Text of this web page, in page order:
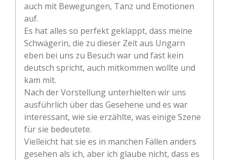
auch mit Bewegungen, Tanz und Emotionen
auf.
Es hat alles so perfekt geklappt, dass meine
Schwägerin, die zu dieser Zeit aus Ungarn
eben bei uns zu Besuch war und fast kein
deutsch spricht, auch mitkommen wollte und
kam mit.
Nach der Vorstellung unterhielten wir uns
ausführlich über das Gesehene und es war
interessant, wie sie erzählte, was einige Szene
für sie bedeutete.
Vielleicht hat sie es in manchen Fällen anders
gesehen als ich, aber ich glaube nicht, dass es